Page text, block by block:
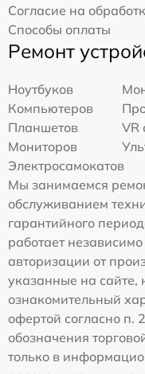
Согласие на
Способы оплаты
Ремонт
Ноутбуков
Компьютеров
Планшетов
VR
Мониторов
Электросамокатов
Мы занимаемся
обслуживанием
гарантийного
работает
авторизации от
указанные на сайте,
ознакомительный
офертой согласно п.
обозначения
только в